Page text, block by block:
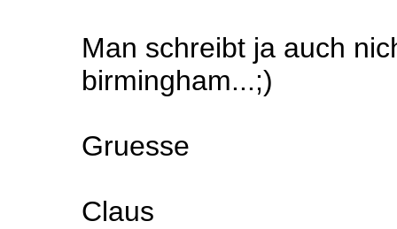
Man schreibt ja auch
birmingham...;)
Gruesse
Claus